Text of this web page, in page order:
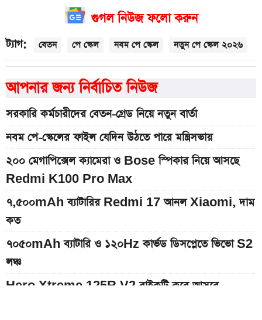
গুগল নিউজ ফলো করুন
ট্যাগ: বেতন পে স্কেল নবম পে স্কেল নতুন পে স্কেল ২০২৬
আপনার জন্য নির্বাচিত নিউজ
সরকারি কর্মচারীদের বেতন-গ্রেড নিয়ে নতুন বার্তা
নবম পে-স্কেলের ফাইল যেদিন উঠতে পারে মন্ত্রিসভায়
২০০ মেগাপিক্সেল ক্যামেরা ও Bose স্পিকার নিয়ে আসছে
Redmi K100 Pro Max
৭,৫০০mAh ব্যাটারির Redmi 17 আনল Xiaomi, দাম
কত
৭০৫০mAh ব্যাটারি ও ১২০Hz কার্ভড ডিসপ্লেতে ভিভো S2
লঞ্চ
Hero Xtreme 125R V2 বাইকটি কবে আসবে